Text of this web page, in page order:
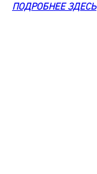
ПОДРОБНЕЕ ЗДЕСЬ